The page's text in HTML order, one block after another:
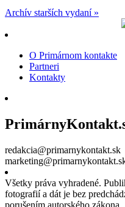
Archív starších vydaní »
O Primárnom kontakte
Partneri
Kontakty
redakcia@primarnykontakt.sk
Všetky práva vyhradené.
fotografií a dát je bez
porušením autorského zákona.